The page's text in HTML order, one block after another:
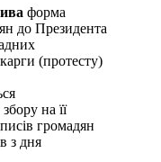
форма
до Президента
(протесту)
на її
громадян
з дня